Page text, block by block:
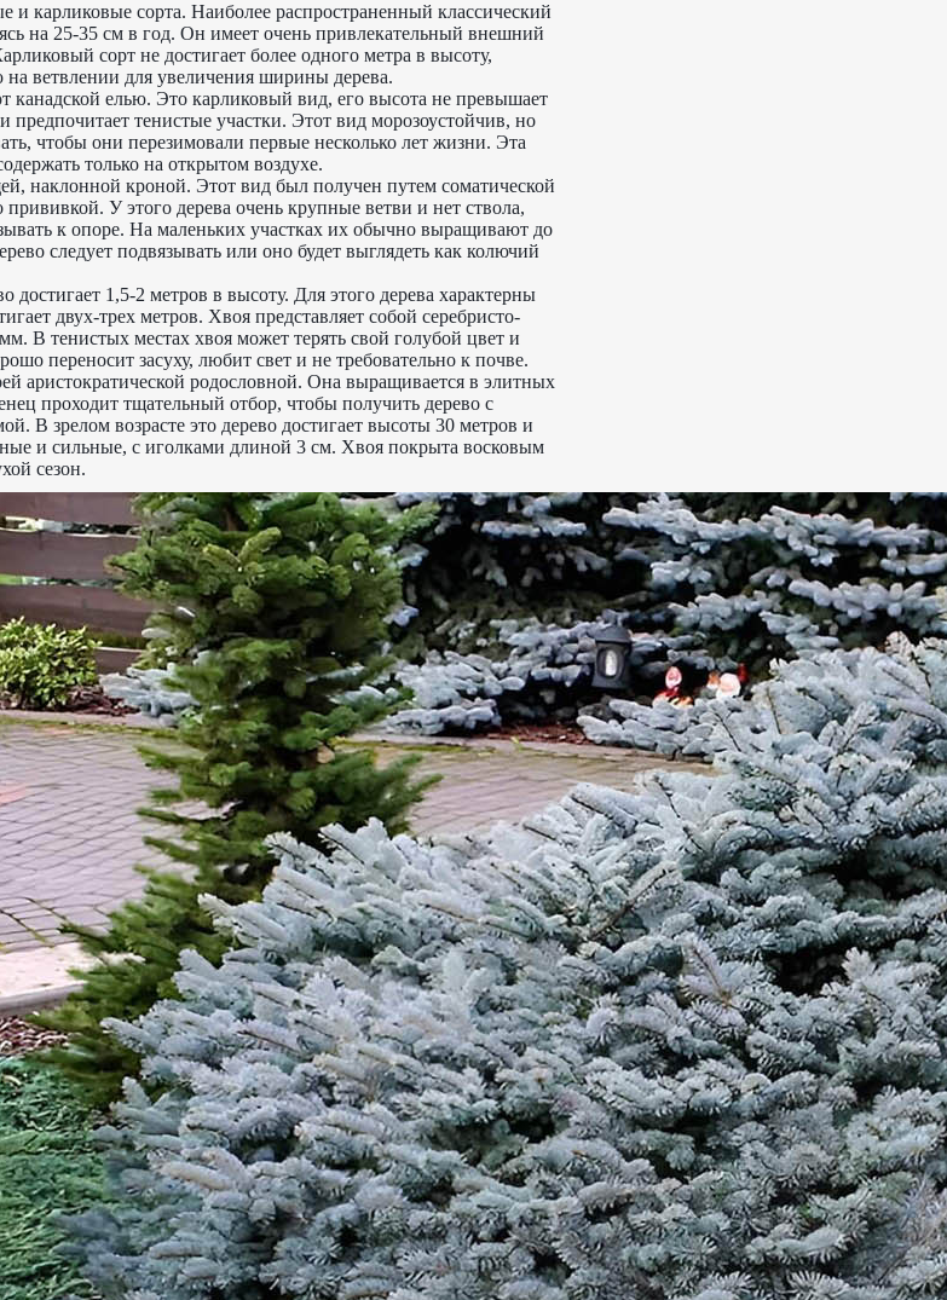
и карликовые сорта. Наиболее распространенный классический
на 25-35 см в год. Он имеет очень привлекательный внешний
сорт не достигает более одного метра в высоту,
ветвлении для увеличения ширины дерева.
канадской елью. Это карликовый вид, его высота не превышает
тенистые участки. Этот вид морозоустойчив, но
чтобы они перезимовали первые несколько лет жизни. Эта
только на открытом воздухе.
наклонной кроной. Этот вид был получен путем соматической
У этого дерева очень крупные ветви и нет ствола,
к опоре. На маленьких участках их обычно выращивают до
следует подвязывать или оно будет выглядеть как колючий
достигает 1,5-2 метров в высоту. Для этого дерева характерны
двух-трех метров. Хвоя представляет собой серебристо-
В тенистых местах хвоя может терять свой голубой цвет и
переносит засуху, любит свет и не требовательно к почве.
аристократической родословной. Она выращивается в элитных
проходит тщательный отбор, чтобы получить дерево с
В зрелом возрасте это дерево достигает высоты 30 метров и
и сильные, с иголками длиной 3 см. Хвоя покрыта восковым
сезон.